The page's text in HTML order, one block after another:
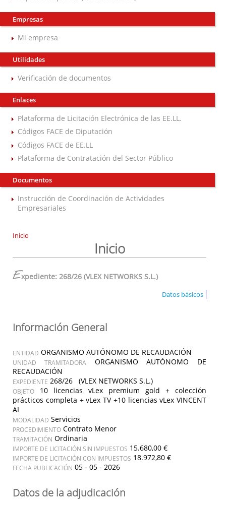
Empresas
Mi empresa
Utilidades
Verificación de documentos
Enlaces
Plataforma de Licitación Electrónica de las EE.LL.
Códigos FACE de Diputación
Códigos FACE de EE.LL
Plataforma de Contratación del Sector Público
Documentos
Instrucción de Coordinación de Actividades
Empresariales
Inicio
Inicio
Expediente: 268/26 (VLEX NETWORKS S.L.)
Datos básicos
Información General
ENTIDAD ORGANISMO AUTÓNOMO DE RECAUDACIÓN
UNIDAD TRAMITADORA
ORGANISMO AUTÓNOMO DE
RECAUDACIÓN
EXPEDIENTE 268/26 (VLEX NETWORKS S.L.)
OBJETO
10 licencias vLex premium gold + colección
prácticos completa + vLex TV +10 licencias vLex VINCENT
AI
MODALIDAD Servicios
PROCEDIMIENTO Contrato Menor
TRAMITACIÓN Ordinaria
IMPORTE DE LICITACIÓN SIN IMPUESTOS 15.680,00 €
IMPORTE DE LICITACIÓN CON IMPUESTOS 18.972,80 €
FECHA PUBLICACIÓN 05 - 05 - 2026
Datos de la adjudicación